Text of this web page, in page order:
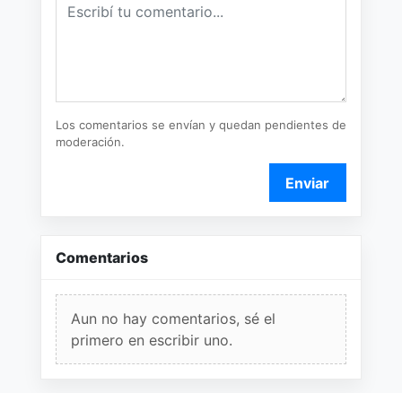
Los comentarios se envían y quedan pendientes de
moderación.
Enviar
Comentarios
Aun no hay comentarios, sé el
primero en escribir uno.